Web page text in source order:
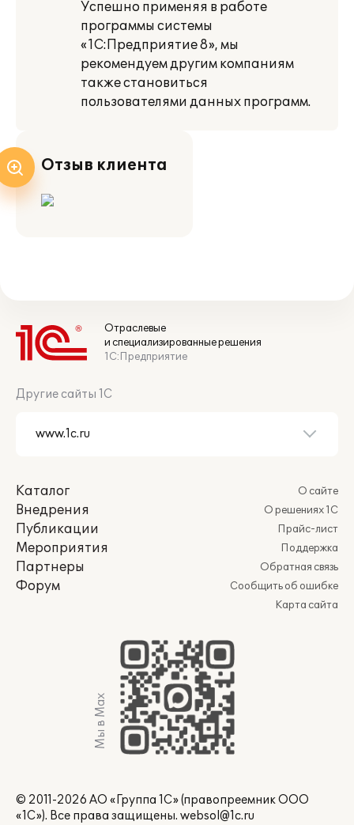
Успешно применяя в работе
программы системы
«1С:Предприятие 8», мы
рекомендуем другим компаниям
также становиться
пользователями данных программ.
Отзыв клиента
Отраслевые
и специализированные решения
1С:Предприятие
Другие сайты 1С
Каталог
Внедрения
Публикации
Мероприятия
Партнеры
Форум
О сайте
О решениях 1С
Прайс-лист
Поддержка
Обратная связь
Сообщить об ошибке
Карта сайта
Мы в Max
© 2011-2026 АО «Группа 1С» (правопреемник ООО
«1С»). Все права защищены. websol@1c.ru